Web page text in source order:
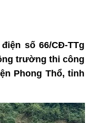
số 66/CĐ-TTg
trường thi công
Phong Thổ, tỉnh